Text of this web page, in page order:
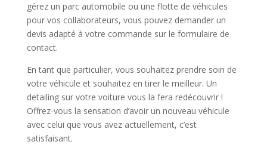
gérez un parc automobile ou une flotte de véhicules
pour vos collaborateurs, vous pouvez demander un
devis adapté à votre commande sur le formulaire de
contact.
En tant que particulier, vous souhaitez prendre soin de
votre véhicule et souhaitez en tirer le meilleur. Un
detailing sur votre voiture vous la fera redécouvrir !
Offrez-vous la sensation d’avoir un nouveau véhicule
avec celui que vous avez actuellement, c’est
satisfaisant.